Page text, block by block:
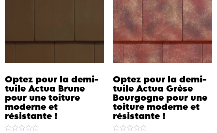
Optez pour la demi-
tuile Actua Brune
pour une toiture
moderne et
résistante !
Optez pour la demi-
tuile Actua Grèse
Bourgogne pour une
toiture moderne et
résistante !